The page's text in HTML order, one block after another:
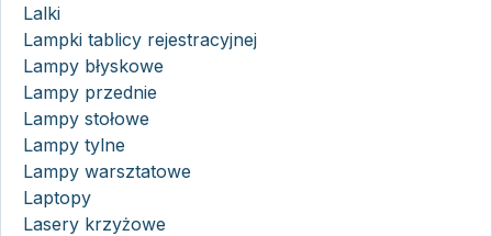
Lalki
Lampki tablicy rejestracyjnej
Lampy błyskowe
Lampy przednie
Lampy stołowe
Lampy tylne
Lampy warsztatowe
Laptopy
Lasery krzyżowe